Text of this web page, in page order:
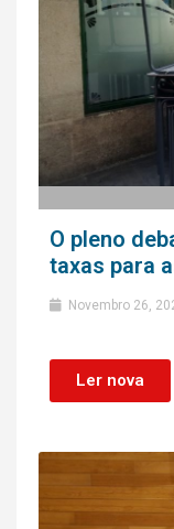
O pleno
taxas para
Novembro 26,
Ler nova